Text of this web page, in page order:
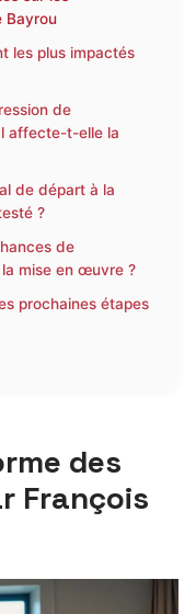
Bayrou
les plus impactés
de
affecte-t-elle la
de départ à la
?
de
mise en œuvre ?
prochaines étapes
des
François